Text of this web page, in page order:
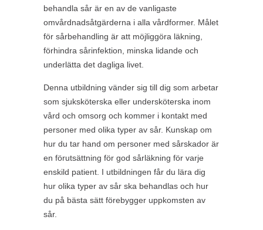
behandla sår är en av de vanligaste
omvårdnadsåtgärderna i alla vårdformer. Målet
för sårbehandling är att möjliggöra läkning,
förhindra sårinfektion, minska lidande och
underlätta det dagliga livet.
Denna utbildning vänder sig till dig som arbetar
som sjuksköterska eller undersköterska inom
vård och omsorg och kommer i kontakt med
personer med olika typer av sår. Kunskap om
hur du tar hand om personer med sårskador är
en förutsättning för god sårläkning för varje
enskild patient. I utbildningen får du lära dig
hur olika typer av sår ska behandlas och hur
du på bästa sätt förebygger uppkomsten av
sår.